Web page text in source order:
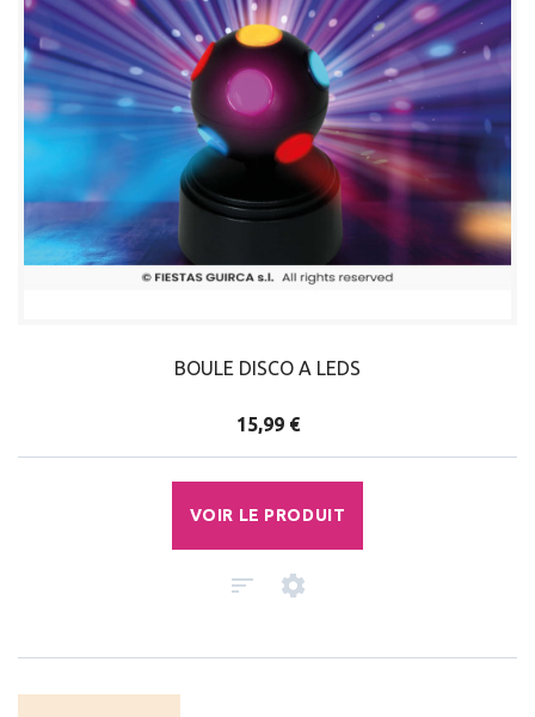
BOULE DISCO A LEDS
15,99 €
VOIR LE PRODUIT